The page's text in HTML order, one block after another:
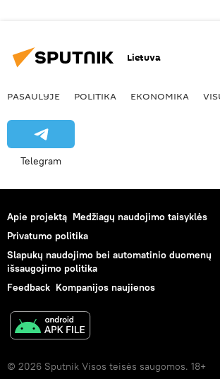
Lietuva
PASAULYJE POLITIKA EKONOMIKA
Telegram
Apie projektą Medžiagų naudojimo taisyklės
Privatumo politika
Slapukų naudojimo bei automatinio duomenų
išsaugojimo politika
Feedback Kompanijos naujienos
© 2026 Sputnik Visos teisės saugomos. 18+